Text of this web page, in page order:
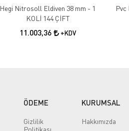
Hegi Nitrosoll Eldiven 38 mm - 1
KOLİ 144 ÇİFT
11.003,36 +KDV
Pvc
ÖDEME
Gizlilik
Politikası
KURUMSAL
Hakkımızda